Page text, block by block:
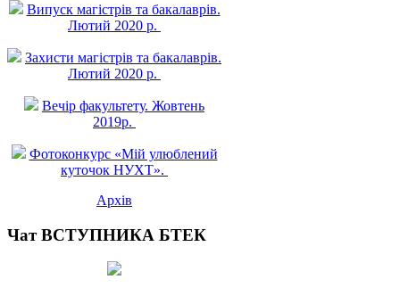
Випуск магістрів та бакалаврів.
Лютий 2020 р.
Захисти магістрів та бакалаврів.
Лютий 2020 р.
Вечір факультету. Жовтень
2019р.
Фотоконкурс «Мій улюблений
куточок НУХТ».
Архів
Чат ВСТУПНИКА БТЕК